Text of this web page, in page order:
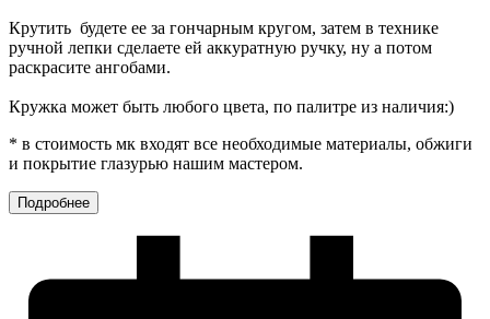
Крутить будете ее за гончарным кругом, затем в технике
ручной лепки сделаете ей аккуратную ручку, ну а потом
раскрасите ангобами.
Кружка может быть любого цвета, по палитре из наличия:)
* в стоимость мк входят все необходимые материалы, обжиги
и покрытие глазурью нашим мастером.
Подробнее